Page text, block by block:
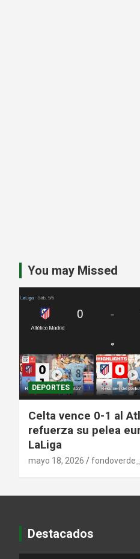
You may Missed
DEPORTES
Celta vence 0-1 al
refuerza su pelea
LaLiga
mayo 18, 2026
Destacados